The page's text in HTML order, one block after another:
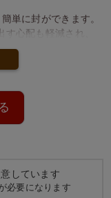
単に封ができます。
心配も軽減され、
も対応でき、衣類や
します。
しています
必要になります